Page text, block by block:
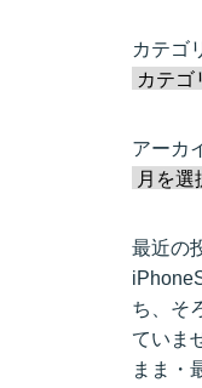
カテゴ
アーカ
最近の
ち、そ
ていま
まま・